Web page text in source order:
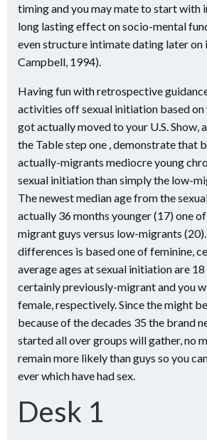
timing and you may mate to start with
long lasting effect on socio-mental
even structure intimate dating later on
Campbell, 1994).
Having fun with retrospective
activities off sexual initiation based on
got actually moved to your U.S. Show,
the Table step one , demonstrate that
actually-migrants mediocre young
sexual initiation than simply the low-
The newest median age from the
actually 36 months younger (17) one
migrant guys versus low-migrants
differences is based one of feminine,
average ages at sexual initiation are
certainly previously-migrant and you
female, respectively. Since the might
because of the decades 35 the brand
started all over groups will gather, no
remain more likely than guys so you
ever which have had sex.
Desk 1